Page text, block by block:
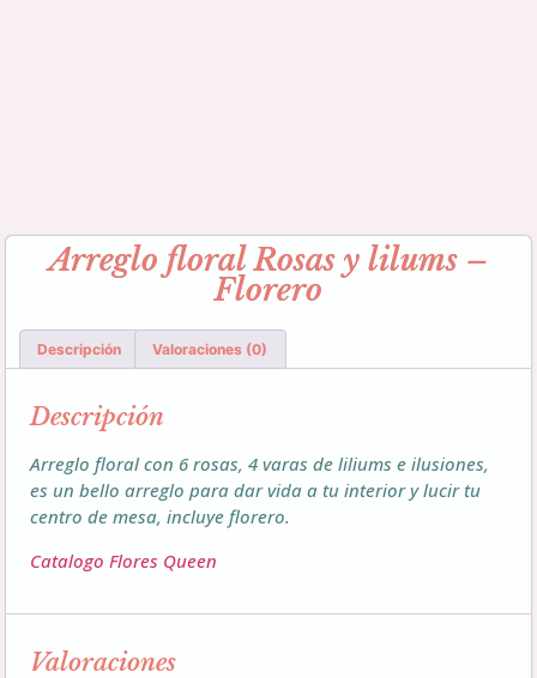
Arreglo floral Rosas y lilums –
Florero
Descripción Valoraciones (0)
Descripción
Arreglo floral con 6 rosas, 4 varas de liliums e ilusiones,
es un bello arreglo para dar vida a tu interior y lucir tu
centro de mesa, incluye florero.
Catalogo Flores Queen
Valoraciones